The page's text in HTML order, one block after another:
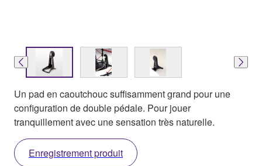
Un pad en caoutchouc suffisamment grand pour une
configuration de double pédale. Pour jouer
tranquillement avec une sensation très naturelle.
Enregistrement produit